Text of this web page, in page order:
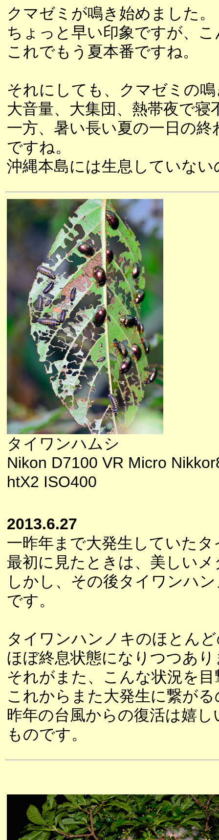
クマゼミが鳴き始めました。
ちょっと早い印象ですが、
これでもう夏本番ですね。
それにしても、クマゼミの
大音量、大集団、熱帯夜で
一方、暑い長い夏の一日の
ですね。
沖縄本島には生息していな
タイワンハムシ
Nikon D7100 VR Micro
htX2 ISO400
2013.6.27
一昨年まで大発生していた
最初に見たときは、美しい
しかし、その後タイワンハ
です。
タイワンハンノキのほとん
ほぼ終息状態になりつつあ
それがまた、こんな状況を
これからまた大発生に繋が
昨年の台風からの復活は嬉
ものです。